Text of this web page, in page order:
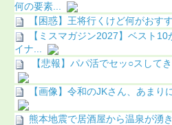
何の要素...
【困惑】王将行くけど何がおす
【ミスマガジン2027】ベスト
イナ...
【悲報】パパ活でセッ○スして
【画像】令和のJKさん、あま
熊本地震で居酒屋から温泉が湧